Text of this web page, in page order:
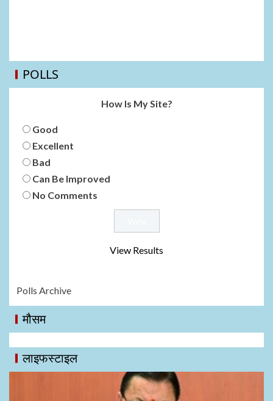
POLLS
How Is My Site?
Good
Excellent
Bad
Can Be Improved
No Comments
View Results
Polls Archive
मौसम
लाइफस्टाइल